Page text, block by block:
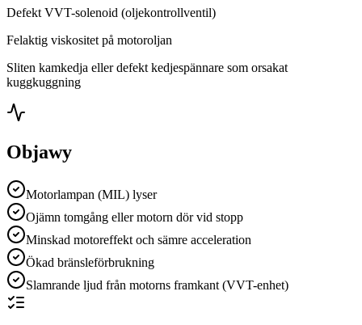
Defekt VVT-solenoid (oljekontrollventil)
Felaktig viskositet på motoroljan
Sliten kamkedja eller defekt kedjespännare som orsakat
kuggkuggning
Objawy
Motorlampan (MIL) lyser
Ojämn tomgång eller motorn dör vid stopp
Minskad motoreffekt och sämre acceleration
Ökad bränsleförbrukning
Slamrande ljud från motorns framkant (VVT-enhet)